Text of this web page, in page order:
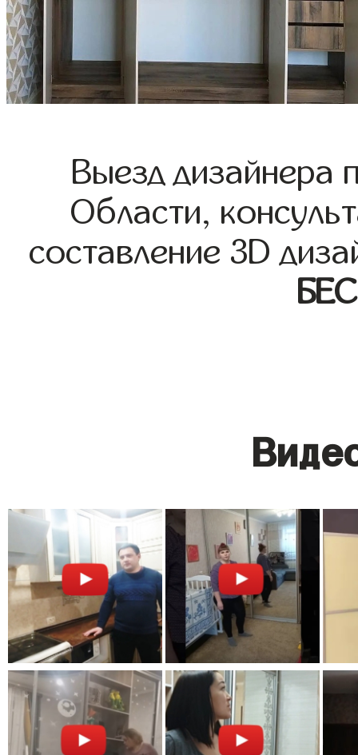
Выезд дизайнера
Области,
составление 3D